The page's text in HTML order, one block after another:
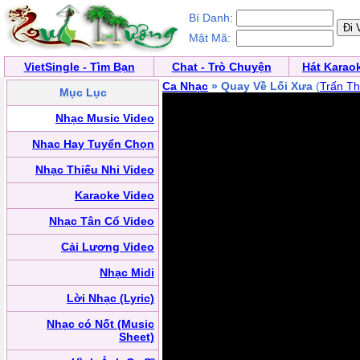
Bí Danh:
Mật Mã:
VietSingle - Tìm Bạn Chat - Trò Chuyện
Hát
Mục Lục
Nhạc Music Video
Nhạc Hay Tuyển Chọn
Nhạc Thiếu Nhi Video
Karaoke Video
Nhạc Tân Cổ Video
Cải Lương Video
Nhạc Midi
Lời Nhạc (Lyric)
Nhạc có Nốt (Music
Sheet)
Ca Nhạc » Quay Về Lối Xưa (Trấn